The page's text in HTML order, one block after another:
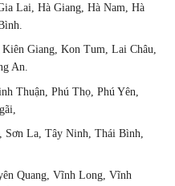
Lai, Hà Giang, Hà Nam, Hà
Giang, Kon Tum, Lai Châu,
An.
Thuận, Phú Thọ, Phú Yên,
Sơn La, Tây Ninh, Thái Bình,
Quang, Vĩnh Long, Vĩnh